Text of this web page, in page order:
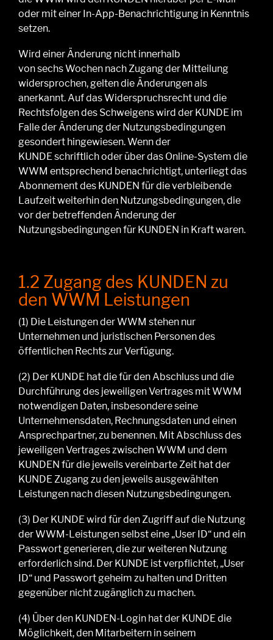
oder mit einer In-App-Benachrichtigung in Kenntnis
setzen.
Wird einer Änderung nicht innerhalb
vonsechsWochen nach Zugang der Mitteilung
widersprochen, gelten die Änderungen als
anerkannt. Auf das Widerspruchsrecht und die
Rechtsfolgen des Schweigenswird der KUNDE im
Falle der Änderung der Nutzungsbedingungen
gesondert hingewiesen.Wenn der
KUNDEschriftlichoder über das Online-System die
WWM entsprechend benachrichtigt, unterliegt das
Abonnement des KUNDEN für die verbleibende
Laufzeit weiterhin den Nutzungsbedingungen, die
vor der betreffenden Änderung der
Nutzungsbedingungen für KUNDEN in Kraft waren.
1.2 Zugang des KUNDEN zu
den WWM Leistungen
(1) Die Leistungen der WWM stehen nur
Unternehmen und juristischen Personen des
öffentlichen Rechts zur Verfügung.
(2) Der KUNDE hatdie für den Abschluss und die
Durchführung des jeweiligen Vertrages mit WWM
notwendigen Daten, insbesondereseine
Unternehmensdaten, Rechnungsdaten und einen
Ansprechpartner,zu benennen. Mit Abschluss des
jeweiligen Vertrages zwischen WWM und dem
KUNDEN für die jeweils vereinbarte Zeit hat der
KUNDE Zugang zu den jeweils ausgewählten
Leistungen nach diesen Nutzungsbedingungen.
(3) Der KUNDE wird für den Zugriff auf die Nutzung
derWWM-Leistungen selbst eine „User ID“ und ein
Passwort generieren, die zur weiteren Nutzung
erforderlich sind. Der KUNDE ist verpflichtet, „User
ID“ und Passwort geheim zu halten und Dritten
gegenüber nicht zugänglich zu machen.
(4) Über den KUNDEN-Login hatder KUNDEdie
Möglichkeit, den Mitarbeitern in seinem